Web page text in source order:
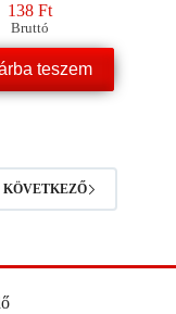
138 Ft
Bruttó
teszem
KÖVETKEZŐ